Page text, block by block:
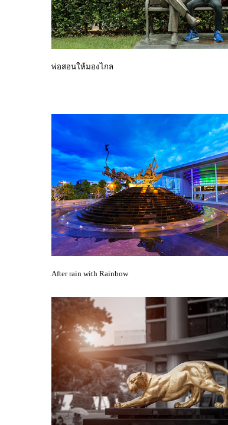
พ่อสอนให้มองไกล
After rain with Rainbow